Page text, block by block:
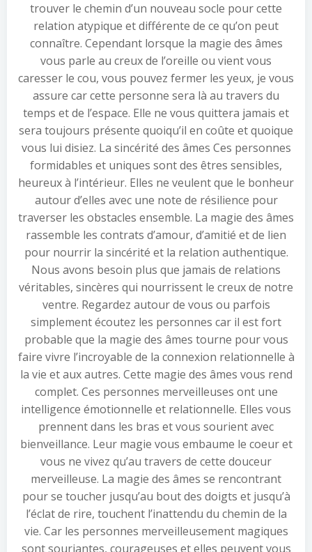
trouver le chemin d’un nouveau socle pour cette
relation atypique et différente de ce qu’on peut
connaître. Cependant lorsque la magie des âmes
vous parle au creux de l’oreille ou vient vous
caresser le cou, vous pouvez fermer les yeux, je vous
assure car cette personne sera là au travers du
temps et de l’espace. Elle ne vous quittera jamais et
sera toujours présente quoiqu’il en coûte et quoique
vous lui disiez. La sincérité des âmes Ces personnes
formidables et uniques sont des êtres sensibles,
heureux à l’intérieur. Elles ne veulent que le bonheur
autour d’elles avec une note de résilience pour
traverser les obstacles ensemble. La magie des âmes
rassemble les contrats d’amour, d’amitié et de lien
pour nourrir la sincérité et la relation authentique.
Nous avons besoin plus que jamais de relations
véritables, sincères qui nourrissent le creux de notre
ventre. Regardez autour de vous ou parfois
simplement écoutez les personnes car il est fort
probable que la magie des âmes tourne pour vous
faire vivre l’incroyable de la connexion relationnelle à
la vie et aux autres. Cette magie des âmes vous rend
complet. Ces personnes merveilleuses ont une
intelligence émotionnelle et relationnelle. Elles vous
prennent dans les bras et vous sourient avec
bienveillance. Leur magie vous embaume le coeur et
vous ne vivez qu’au travers de cette douceur
merveilleuse. La magie des âmes se rencontrant
pour se toucher jusqu’au bout des doigts et jusqu’à
l’éclat de rire, touchent l’inattendu du chemin de la
vie. Car les personnes merveilleusement magiques
sont souriantes, courageuses et elles peuvent vous